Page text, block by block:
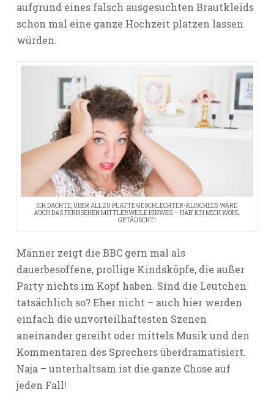
aufgrund eines falsch ausgesuchten Brautkleids
schon mal eine ganze Hochzeit platzen lassen
würden.
ICH DACHTE, ÜBER ALLZU PLATTE GESCHLECHTER-KLISCHEES WÄRE
AUCH DAS FERNSEHEN MITTLERWEILE HINWEG – HAB‘ ICH MICH WOHL
GETÄUSCHT!
Männer zeigt die BBC gern mal als
dauerbesoffene, prollige Kindsköpfe, die außer
Party nichts im Kopf haben. Sind die Leutchen
tatsächlich so? Eher nicht – auch hier werden
einfach die unvorteilhaftesten Szenen
aneinander gereiht oder mittels Musik und den
Kommentaren des Sprechers überdramatisiert.
Naja – unterhaltsam ist die ganze Chose auf
jeden Fall!